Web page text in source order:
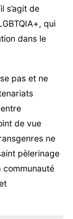
s’agit de
qui
dans le
pas et ne
de vue
ne
pèlerinage
communauté